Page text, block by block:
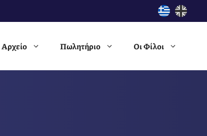
Αρχείο Πωλητήριο Οι Φίλοι